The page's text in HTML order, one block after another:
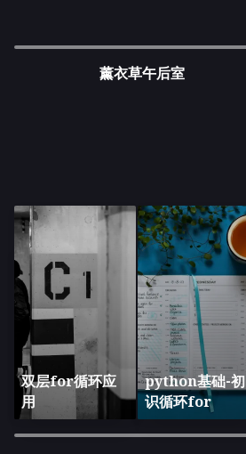
薰衣草午后室
双层for循环应
用
python基础-初
识循环for